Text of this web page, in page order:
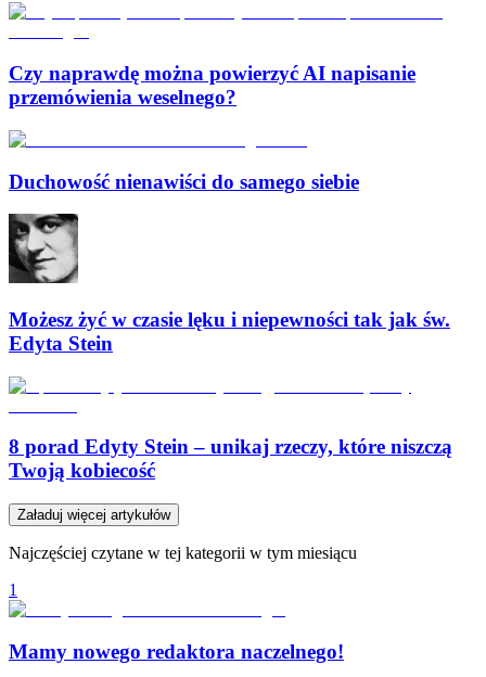
Czy naprawdę można powierzyć AI napisanie
przemówienia weselnego?
Duchowość nienawiści do samego siebie
Możesz żyć w czasie lęku i niepewności tak jak św.
Edyta Stein
8 porad Edyty Stein – unikaj rzeczy, które niszczą
Twoją kobiecość
Załaduj więcej artykułów
Najczęściej czytane w tej kategorii w tym miesiącu
1
Mamy nowego redaktora naczelnego!